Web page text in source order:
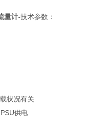
量计-技术参数：
载状况有关
PSU供电